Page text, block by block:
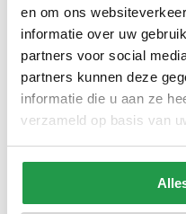
en om ons
informatie over uw
partners voor social
partners kunnen deze
informatie die u aan ze
verzameld op basis van
Jersey Topper
Topper Antraciet